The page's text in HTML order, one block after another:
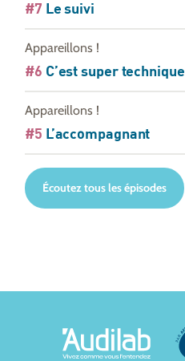
#7 Le suivi
Appareillons !
#6 C’est super technique
Appareillons !
#5 L’accompagnant
Écoutez tous les épisodes